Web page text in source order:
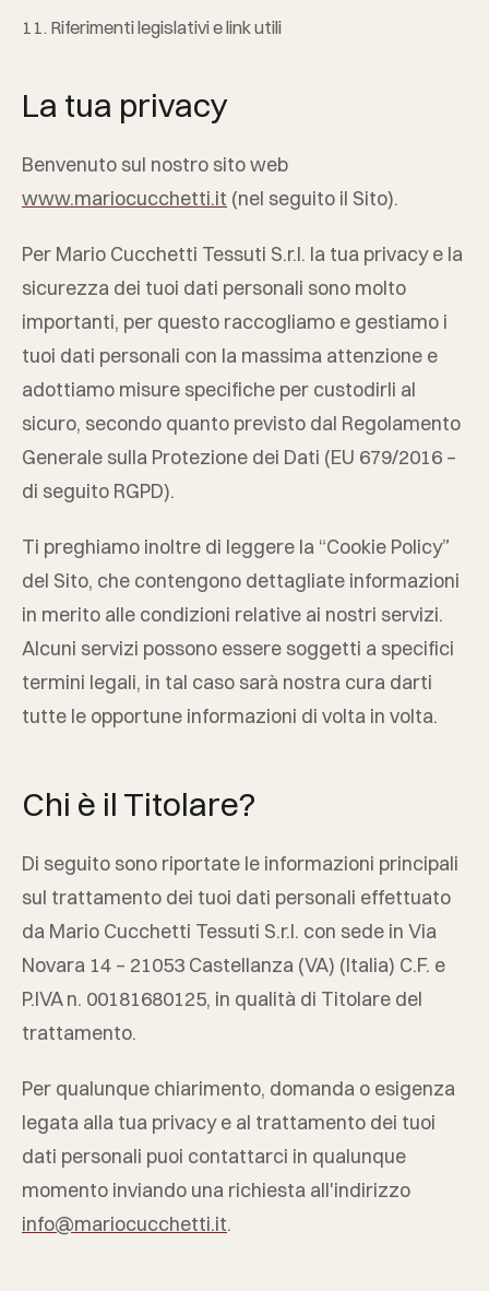
11. Riferimenti legislativi e link utili
La tua privacy
Benvenuto sul nostro sito web
www.mariocucchetti.it (nel seguito il Sito).
Per Mario Cucchetti Tessuti S.r.l. la tua privacy e la
sicurezza dei tuoi dati personali sono molto
importanti, per questo raccogliamo e gestiamo i
tuoi dati personali con la massima attenzione e
adottiamo misure specifiche per custodirli al
sicuro, secondo quanto previsto dal Regolamento
Generale sulla Protezione dei Dati (EU 679/2016 –
di seguito RGPD).
Ti preghiamo inoltre di leggere la “Cookie Policy”
del Sito, che contengono dettagliate informazioni
in merito alle condizioni relative ai nostri servizi.
Alcuni servizi possono essere soggetti a specifici
termini legali, in tal caso sarà nostra cura darti
tutte le opportune informazioni di volta in volta.
Chi è il Titolare?
Di seguito sono riportate le informazioni principali
sul trattamento dei tuoi dati personali effettuato
da Mario Cucchetti Tessuti S.r.l. con sede in Via
Novara 14 – 21053 Castellanza (VA) (Italia) C.F. e
P.IVA n. 00181680125, in qualità di Titolare del
trattamento.
Per qualunque chiarimento, domanda o esigenza
legata alla tua privacy e al trattamento dei tuoi
dati personali puoi contattarci in qualunque
momento inviando una richiesta all'indirizzo
info@mariocucchetti.it.